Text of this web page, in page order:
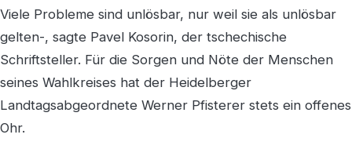
Viele Probleme sind unlösbar, nur weil sie als unlösbar
gelten-, sagte Pavel Kosorin, der tschechische
Schriftsteller. Für die Sorgen und Nöte der Menschen
seines Wahlkreises hat der Heidelberger
Landtagsabgeordnete Werner Pfisterer stets ein offenes
Ohr.